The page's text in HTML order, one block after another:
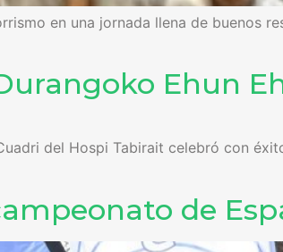
en una jornada llena de buenos
Ehun
del Hospi Tabirait celebró con
de